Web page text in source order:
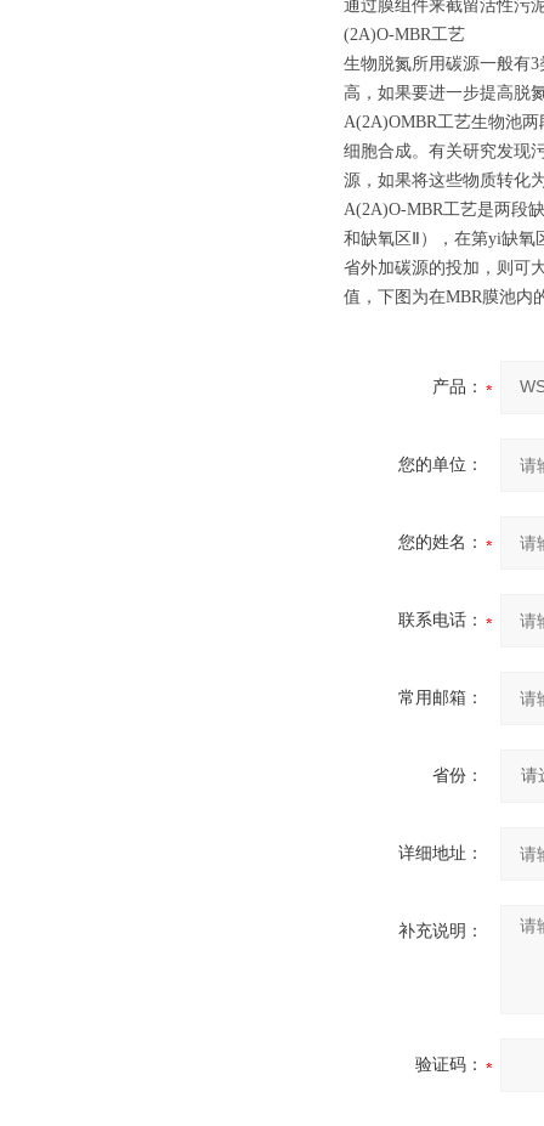
通过膜组件来截留活性污
(2A)O-MBR工艺
生物脱氮所用碳源一般有
高，如果要进一步提高脱
A(2A)OMBR工艺生物池
细胞合成。有关研究发现
源，如果将这些物质转化
A(2A)O-MBR工艺是两段
和缺氧区Ⅱ），在第yi缺氧
省外加碳源的投加，则可
值，下图为在MBR膜池内
产品：
您的单位：
您的姓名：
联系电话：
常用邮箱：
省份：
详细地址：
补充说明：
验证码：